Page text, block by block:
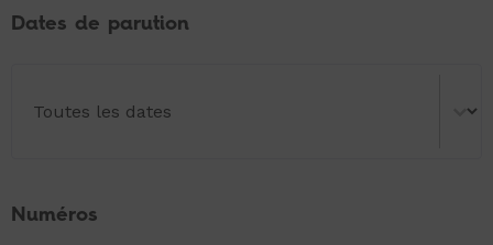
Dates de parution
Numéros